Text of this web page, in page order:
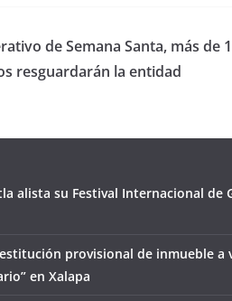
de Semana Santa, más de
resguardarán la entidad
alista su Festival Internacional de
provisional de inmueble a
en Xalapa